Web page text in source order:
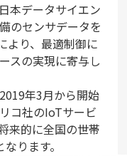
本データサイエン
のセンサデータを
より、最適制御に
スの実現に寄与し
年3月から開始
コ社のIoTサービ
来的に全国の世帯
ります。